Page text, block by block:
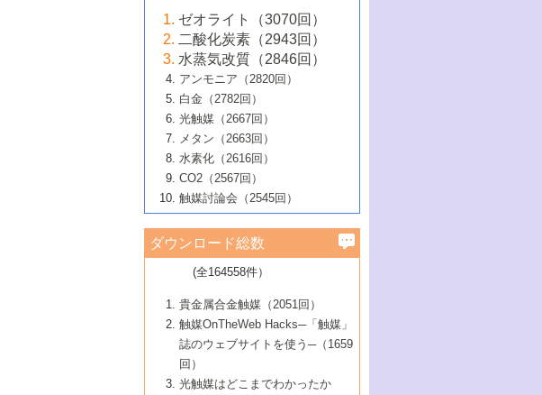
大学：オンライン・対面開催）
6号 メタン転換技術の最新動向
B号 第125回触媒討論会（2020年・工学
院大学）
5号 固体触媒による含窒素有機化合物変
換の最前線
6号 貴金属使用量低減に向けた自動車排
ガス浄化触媒の開発
B号 第123回触媒討論会（2019年・大阪
B号 第121回触媒討論会（2018年・東京
大学）
5号 水素のふるまいを解き明かす最先端
研究
6号 低級アルカンの有効利用のための触
媒技術
B号 第119回触媒討論会（2017年・首都
大学東京）
媒技術
3号 触媒研究の最先端～とびたて若き研究
者たち～（1）
4号 触媒研究の最先端～とびたて若き研究
者たち～（2）
5号 触媒研究の最先端～とびたて若き研究
者たち～（3）
6号 イオニクス材料と燃料電池・電解合成
の最新の研究動向
B号 第117回触媒討論会（2016年・大阪府
立大学）
2号 石油精製用触媒の最近の進展
3号 固体酸化物形燃料電池（SOFC）におけ
るアノード触媒上での燃料直接改質技術
4号 コアシェル構造の制御による触媒機能
5号 工業触媒およびその周辺技術の最近の
進歩
6号 ナノシート
B号 第115回触媒討論会（2015年・成蹊大
2号 光触媒反応機構に関する最新の研究動
向
開発動向
4号 人工光合成に向けた近年のアプローチ
5号 未利用熱エネルギーの有効活用に貢献
する触媒技術
6号 ポリオキソメタレート
B号 第113回触媒討論会（2014年・ロワジ
ールホテル豊橋）
1号 高耐久性燃料電池システム用触媒にお
ける新展開
2号 リビングラジカル重合の最近の動向
3号 天然ガスの化学工業的展開に関する触
媒技術
4号 貴金属触媒の精密構造制御とその活用
5号 バイオマス化成品製造のための固体触
6号 ナノ空間─吸着状態解析から新機能開拓
B号 第111回触媒討論会（2013年・関西大
▼54巻（2012年）
1号 規則性多孔体の利用技術における最近
の進歩
2号 第109回触媒討論会
3号 貴金属低減技術の最新動向
4号 貴金属代替技術の最新動向
5号 光触媒による物質変換反応の新展開
6号 グラフェン
7号 水素を利用する化成品合成の新潮流
▼53巻（2011年）
1号 金属学から見る合金触媒の新展開
2号 第107回触媒討論会
3号 触媒のその場観察法の進歩（１）
4号 触媒のその場観察法の進歩（２）
5号 不活性結合の触媒的活性化による有機
合成
6号 新しい固体酸触媒技術
7号 ゼオライト合成における最近の進歩
▼52巻（2010年）
1号 触媒の劣化対策と長寿命触媒開発
2号 第105回触媒討論会
3号 ナノ構造が拓く新機能
4号 活性サイトおよびその環境の精密な設
計による触媒の高機能化
5号 触媒を有効に使うための技術
7号 有機分子触媒による精密有機合成
8号 高機能化ポリオレフィンに向けた重合
触媒の最近の進展
1号 炭素材料－熱い注目を集める材料－
2号 第103回触媒討論会
3号 環境浄化用光触媒の現状と課題
4号 水素社会の実現に向けた水素製造・貯
蔵技術の進歩
5号 CO2が関わる触媒・材料
7号 持続可能社会実現のための触媒および
触媒関連技術
▼50巻（2008年）
1号 触媒化学と学会のこの10年，半世紀，
そして未来
2号 第101回触媒討論会
4号 錯体を利用したユニークな表面構造の
構築と機能
5号 若手会員による触媒研究の未来展望1：
企業編
6号 第102回触媒討論会
7号 触媒・化学反応における計算化学の進
▼49巻（2007年）
1号 含フッ素化合物の合成と触媒
2号 第99回触媒討論会
3号 実用的ファインケミカル合成プロセス
を実現する触媒
5号 こんな物質，あんな物質―新たな触媒
の可能性―
7号 『結晶の化学』を活かした触媒研究
▼48巻（2006年）
1号 固体酸触媒の最近の進歩
2号 第97回触媒討論会
3号 リビング重合触媒の最近の展開
5号 水素製造・貯蔵のための触媒技術の新
しい展開
6号 第98回触媒討論会
7号 基礎化学品製造の触媒技術
1号 最近の触媒担体とその効果
2号 第95回触媒討論会
4号 水分解用光触媒材料
5号 時間分解分光の進歩と応用
6号 第96回触媒討論会
▼46巻（2004年）
1号 部分酸化反応触媒の最前線
2号 第93回触媒討論会
3号 特殊エネルギー場の触媒反応
4号 生体内における金属の触媒作用
5号 ファインケミカルズの展開に寄与する
▼45巻（2003年）
1号 なぜこの触媒が良いのか？
2号 第91回触媒討論会
3号 最近の自動車排ガス処理技術
4号 触媒研究の現状と将来─第90回触媒討論
▼44巻（2002年）
1号 高次制御された触媒の化学
2号 第89回触媒討論会
3号 触媒を利用した電気化学の新展開
▼43巻（2001年）
1号 グリーンケミストリーと触媒
2号 第87回触媒討論会特集号
▼42巻（2000年）
1号 触媒反応工学の明日を拓く
▼41巻（1999年）
ゼオライト（3070回）
二酸化炭素（2943回）
水蒸気改質（2846回）
アンモニア（2820回）
白金（2782回）
光触媒（2667回）
メタン（2663回）
水素化（2616回）
CO2（2567回）
触媒討論会（2545回）
ダウンロード総数
(全164558件）
貴金属合金触媒（2051回）
触媒OnTheWeb Hacks─「触媒」
誌のウェブサイトを使う─（1659
回）
光触媒はどこまでわかったか